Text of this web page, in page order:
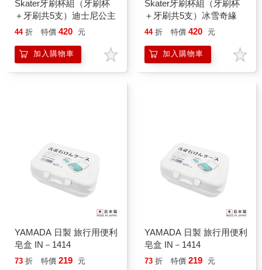
Skater牙刷杯組（牙刷杯
＋牙刷共5支）迪士尼公主
44 折 特價 420 元
加入購物車
Skater牙刷杯組（牙刷杯
＋牙刷共5支）冰雪奇緣
44 折 特價 420 元
加入購物車
YAMADA 日製 旅行用便利
皂盒 IN－1414
73 折 特價 219 元
YAMADA 日製 旅行用便利
皂盒 IN－1414
73 折 特價 219 元